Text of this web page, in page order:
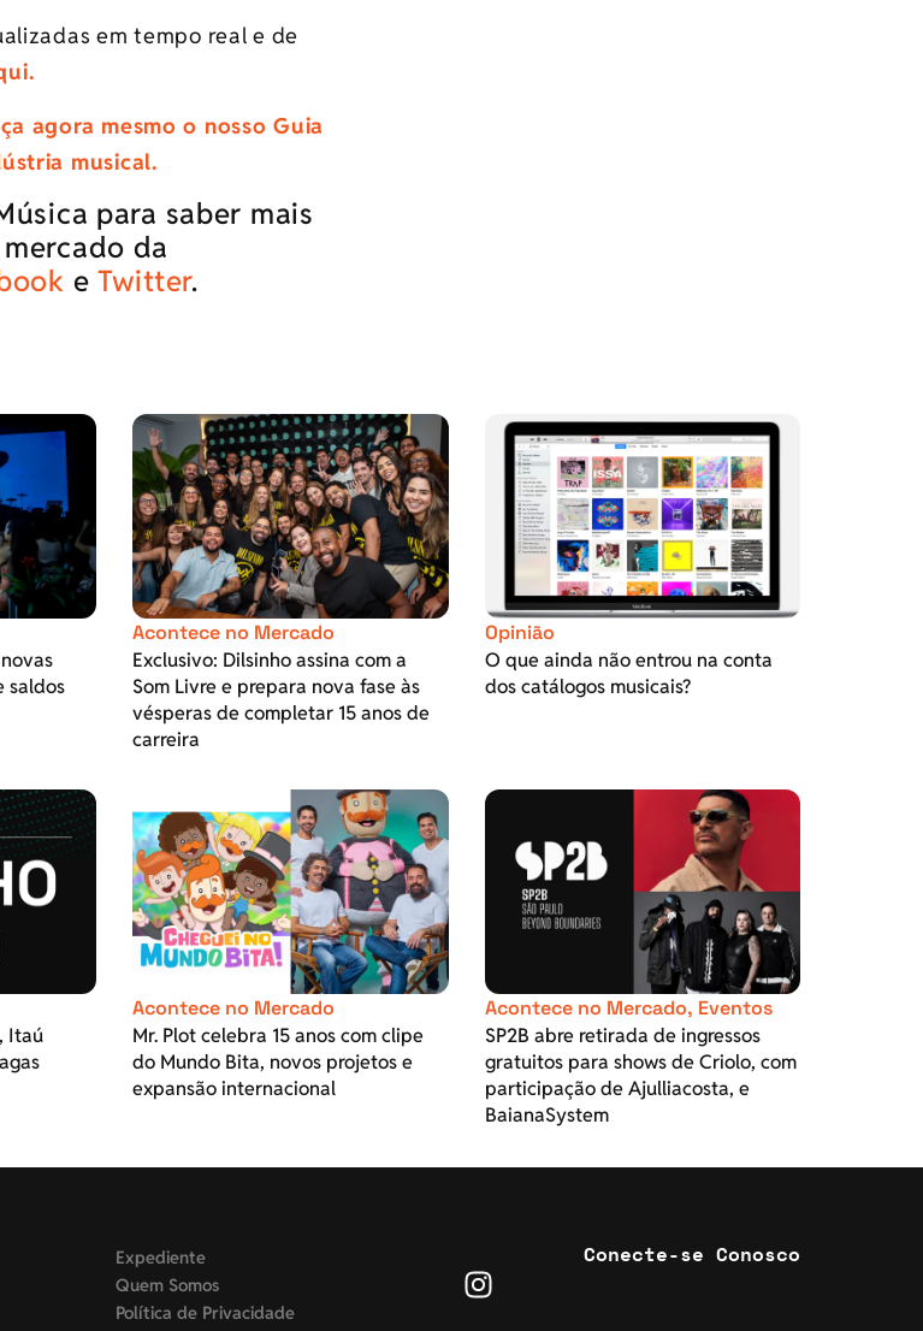
em tempo real e de
agora mesmo o nosso Guia
musical.
para saber mais
da
e Twitter.
saldos
Acontece no Mercado
Exclusivo: Dilsinho assina com a
Som Livre e prepara nova fase às
vésperas de completar 15 anos de
carreira
Opinião
O que ainda não entrou na conta
dos catálogos musicais?
Itaú
Acontece no Mercado
Mr. Plot celebra 15 anos com clipe
do Mundo Bita, novos projetos e
expansão internacional
Acontece no Mercado, Eventos
SP2B abre retirada de ingressos
gratuitos para shows de Criolo, com
participação de Ajulliacosta, e
BaianaSystem
Expediente
Quem Somos
Política de Privacidade
Conecte-se Conosco